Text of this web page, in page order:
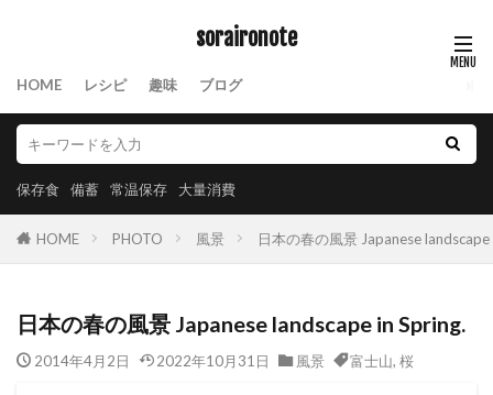
soraironote
HOME レシピ 趣味 ブログ
保存食 備蓄 常温保存 大量消費
HOME PHOTO 風景 日本の春の風景 Japanese
日本の春の風景 Japanese landscape in Spring.
2014年4月2日 2022年10月31日 風景 富士山, 桜